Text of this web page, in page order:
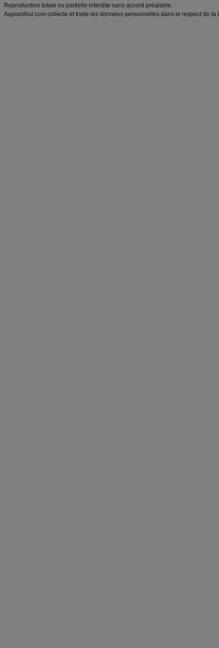
Reproduction totale ou partielle interdite sans accord préalable.
Aujourdhui.com collecte et traite les données personnelles dans le respect de